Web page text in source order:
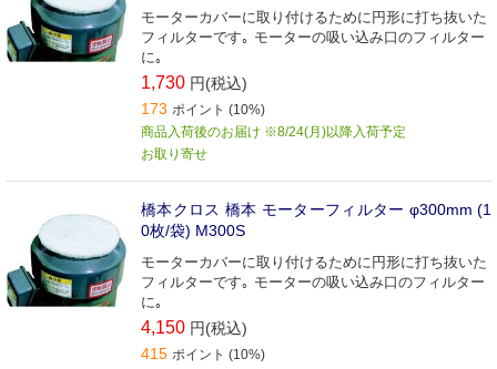
モーターカバーに取り付けるために円形に打ち抜いた
フィルターです｡ モーターの吸い込み口のフィルター
に｡
1,730 円(税込)
173 ポイント (10%)
商品入荷後のお届け ※8/24(月)以降入荷予定
お取り寄せ
橋本クロス 橋本 モーターフィルター φ300mm (1
0枚/袋) M300S
モーターカバーに取り付けるために円形に打ち抜いた
フィルターです｡ モーターの吸い込み口のフィルター
に｡
4,150 円(税込)
415 ポイント (10%)